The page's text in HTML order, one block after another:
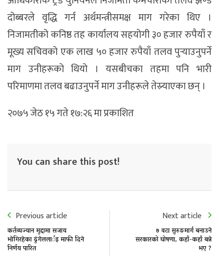
दोब्बरले वृद्धि गर्न अर्थमन्त्रीसमक्ष माग गरेका थिए ।
निजामतीको कनिष्ठ तह कार्यालय सहयोगी ३० हजार रुपैयाँ र
मूख्य सचिवको एक लाख ५० हजार रुपैयाँ तलव पुर्‍याउनुपर्ने
माग उनीहरूको थियो । यसबीचका तहमा पनि भारी
परिमाणमा तलव बढाउनुपर्ने माग उनीहरूले तेस्र्याएका छन् ।
२०७५ जेठ १५ गते १७:२६ मा प्रकाशित
You can share this post!
Previous article
कर्तव्यज्यान मुद्दामा सजाय
भाेगिरहेका ढुंगेललार्इ माफी दिने
निर्णय पारित
Next article
७ वटा सुरुङमार्ग बनाउने
सरकारको घोषणा, कहाँ-कहाँ बन्ने
भए ?